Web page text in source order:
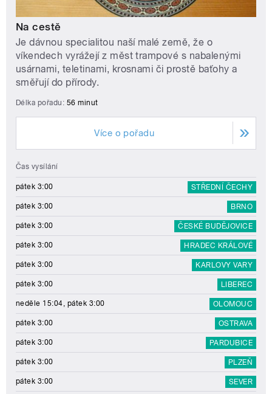
Na cestě
Je dávnou specialitou naší malé země, že o
víkendech vyrážejí z měst trampové s nabalenými
usárnami, teletinami, krosnami či prostě baťohy a
směřují do přírody.
Délka pořadu: 56 minut
Více o pořadu
Čas vysílání
pátek 3:00 STŘEDNÍ ČECHY
pátek 3:00 BRNO
pátek 3:00 ČESKÉ BUDĚJOVICE
pátek 3:00 HRADEC KRÁLOVÉ
pátek 3:00 KARLOVY VARY
pátek 3:00 LIBEREC
neděle 15:04, pátek 3:00 OLOMOUC
pátek 3:00 OSTRAVA
pátek 3:00 PARDUBICE
pátek 3:00 PLZEŇ
pátek 3:00 SEVER